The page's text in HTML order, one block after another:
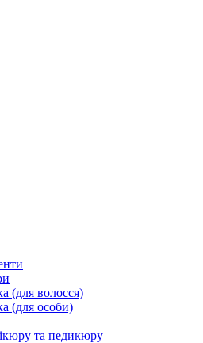
(для волосся)
(для особи)
та педикюру